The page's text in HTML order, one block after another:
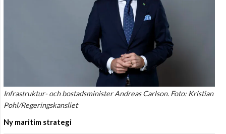
Infrastruktur- och bostadsminister Andreas Carlson. Foto: Kristian
Pohl/Regeringskansliet
Ny maritim strategi